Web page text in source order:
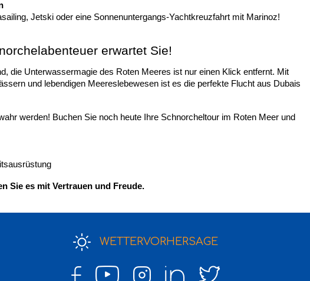
Jetski oder eine Sonnenuntergangs-Yachtkreuzfahrt mit Marinoz!
erwartet Sie!
die Unterwassermagie des Roten Meeres ist nur einen Klick entfernt. Mit
und lebendigen Meereslebewesen ist es die perfekte Flucht aus Dubais
werden! Buchen Sie noch heute Ihre Schnorcheltour im Roten Meer und
Sie es mit Vertrauen und Freude.
WETTERVORHERSAGE